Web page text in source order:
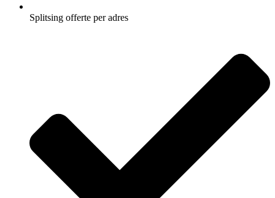
Splitsing offerte per adres